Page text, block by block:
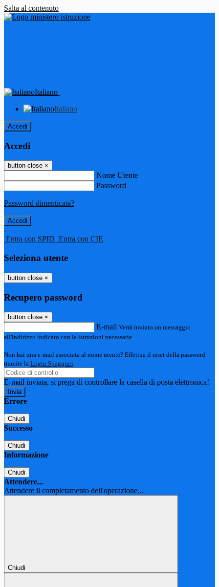
Salta al contenuto
Italiano
Italiano
Accedi
Accedi
button close ×
Nome Utente
Password
Password dimenticata?
-
Entra con SPID Entra con CIE
Seleziona utente
button close ×
Recupero password
button close ×
E-mail Verrà inviato un messaggio
all'indirizzo indicato con le istruzioni necessarie.
Non hai una e-mail associata al nome utente? Effettua il reset della password
tramite la Login Spaggiari
E-mail inviata, si prega di controllare la casella di posta elettronica!
Errore
Chiudi
Successo
Chiudi
Informazione
Chiudi
Attendere...
Attendere il completamento dell'operazione...
Chiudi